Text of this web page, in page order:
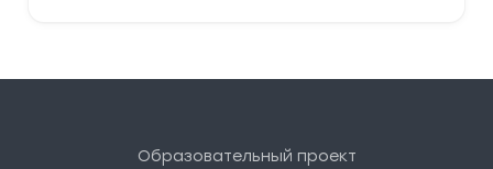
Образовательный проект